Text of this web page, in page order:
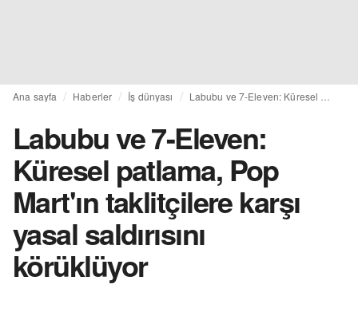
Ana sayfa Haberler İş dünyası
Labubu ve 7-Eleven:
Küresel patlama, Pop
Mart'ın taklitçilere karşı
yasal saldırısını
körüklüyor